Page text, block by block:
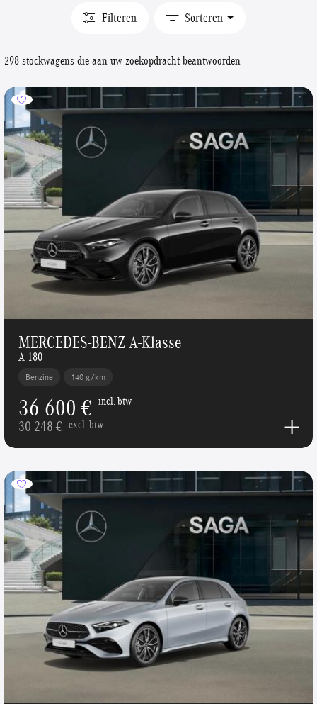
Filteren Sorteren
298 stockwagens die aan uw zoekopdracht beantwoorden
MERCEDES-BENZ A-Klasse
A 180
Benzine 140 g/km
36 600 € incl. btw
30 248 € excl. btw